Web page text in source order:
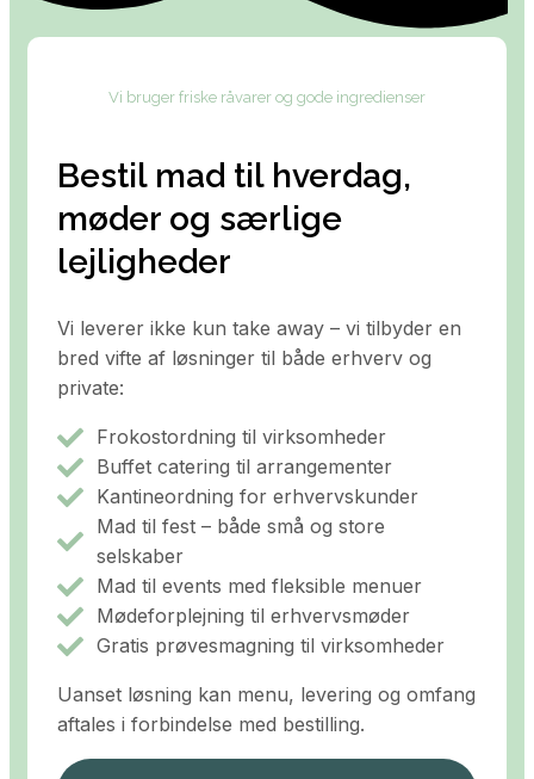
Vi bruger friske råvarer og gode ingredienser
Bestil mad til hverdag,
møder og særlige
lejligheder
Vi leverer ikke kun take away – vi tilbyder en
bred vifte af løsninger til både erhverv og
private:
Frokostordning til virksomheder
Buffet catering til arrangementer
Kantineordning for erhvervskunder
Mad til fest – både små og store
selskaber
Mad til events med fleksible menuer
Mødeforplejning til erhvervsmøder
Gratis prøvesmagning til virksomheder
Uanset løsning kan menu, levering og omfang
aftales i forbindelse med bestilling.